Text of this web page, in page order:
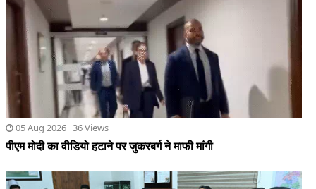
05 Aug 2026 36 Views
पीएम मोदी का वीडियो हटाने पर जुकरबर्ग ने माफी मांगी